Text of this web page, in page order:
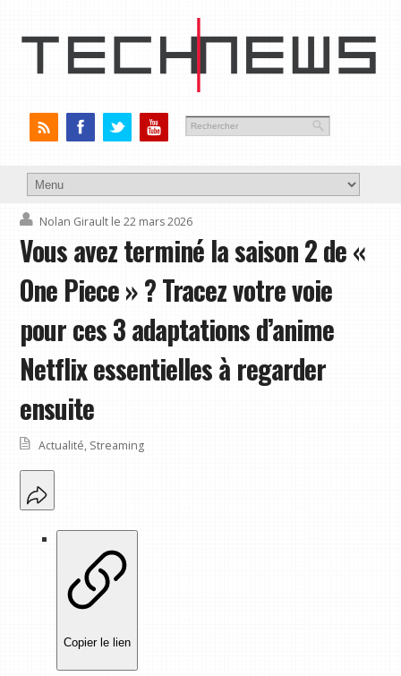
Nolan Girault le 22 mars 2026
Vous avez terminé la saison 2 de «
One Piece » ? Tracez votre voie
pour ces 3 adaptations d’anime
Netflix essentielles à regarder
ensuite
Actualité, Streaming
Copier le lien